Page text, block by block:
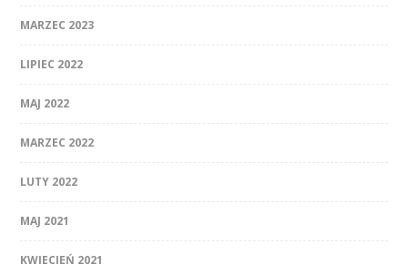
MARZEC 2023
LIPIEC 2022
MAJ 2022
MARZEC 2022
LUTY 2022
MAJ 2021
KWIECIEŃ 2021